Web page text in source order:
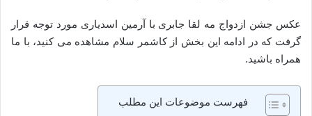
عکس جشن ازدواج مه لقا جابری با آرمین اسدیاری مورد توجه قرار
گرفت که در ادامه این بخش از کاشمر سلام مشاهده می کنید، با ما
همراه باشید.
فهرست موضوعات این مطلب